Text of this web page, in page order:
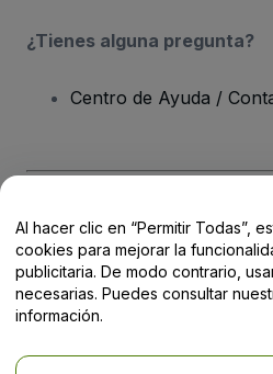
¿Tienes alguna pregunta?
Centro de Ayuda /
Derechos reservados © viagogo
El uso de este sitio web constituye la
Condiciones, de laPolítica de
y de laPolítica de Privacidad para
No compartir mi información
Al hacer clic en “Permitir Todas”,
cookies para mejorar la
publicitaria. De modo contrario,
necesarias. Puedes consultar
información.